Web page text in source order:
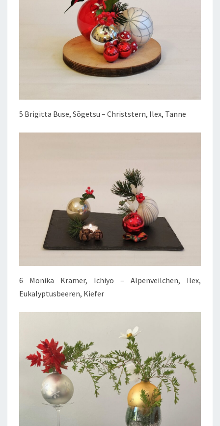
5 Brigitta Buse, Sōgetsu – Christstern, Ilex, Tanne
6 Monika Kramer, Ichiyo – Alpenveilchen, Ilex,
Eukalyptusbeeren, Kiefer